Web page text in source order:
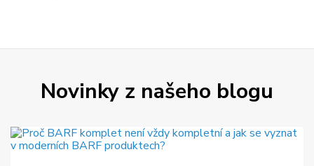
Novinky z našeho blogu